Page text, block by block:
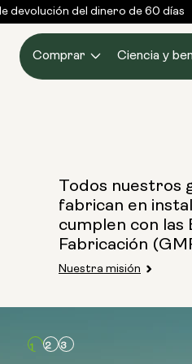
Ir al
contenido
devolución del dinero de 60 días
Comprar Ciencia y
Todos nuestros
fabrican en
cumplen con las
Fabricación
Nuestra misión